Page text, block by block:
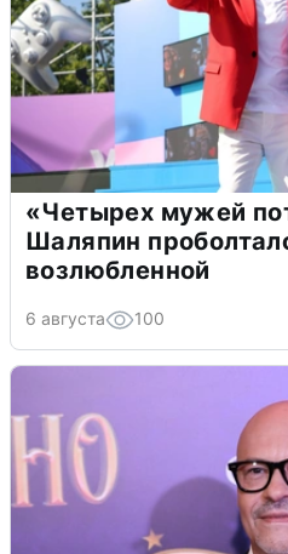
«Четырех мужей
Шаляпин
возлюбленной
6 августа 100